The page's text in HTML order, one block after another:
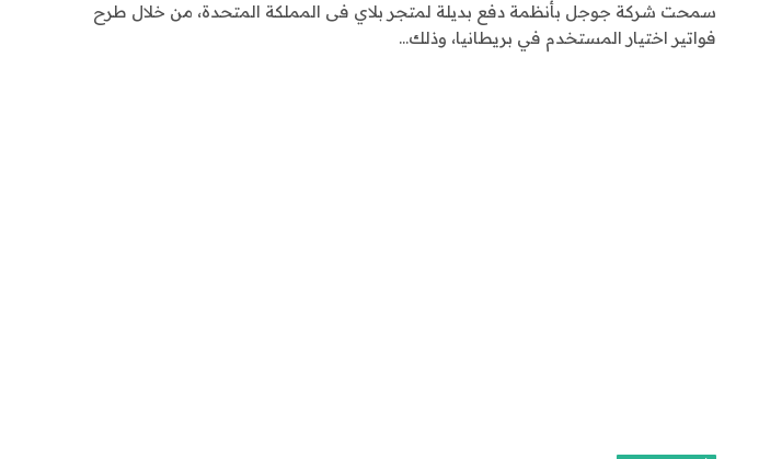
سمحت شركة جوجل بأنظمة دفع بديلة لمتجر بلاي فى المملكة المتحدة، من خلال طرح
فواتير اختيار المستخدم في بريطانيا، وذلك…